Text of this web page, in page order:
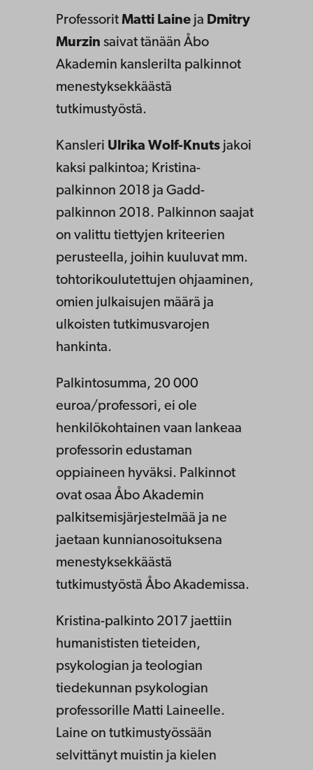
Professorit Matti Laine ja Dmitry
Murzin saivat tänään Åbo
Akademin kanslerilta palkinnot
menestyksekkäästä
tutkimustyöstä.
Kansleri Ulrika Wolf-Knuts jakoi
kaksi palkintoa; Kristina-
palkinnon 2018 ja Gadd-
palkinnon 2018. Palkinnon saajat
on valittu tiettyjen kriteerien
perusteella, joihin kuuluvat mm.
tohtorikoulutettujen ohjaaminen,
omien julkaisujen määrä ja
ulkoisten tutkimusvarojen
hankinta.
Palkintosumma, 20 000
euroa/professori, ei ole
henkilökohtainen vaan lankeaa
professorin edustaman
oppiaineen hyväksi. Palkinnot
ovat osaa Åbo Akademin
palkitsemisjärjestelmää ja ne
jaetaan kunnianosoituksena
menestyksekkäästä
tutkimustyöstä Åbo Akademissa.
Kristina-palkinto 2017 jaettiin
humanististen tieteiden,
psykologian ja teologian
tiedekunnan psykologian
professorille Matti Laineelle.
Laine on tutkimustyössään
selvittänyt muistin ja kielen